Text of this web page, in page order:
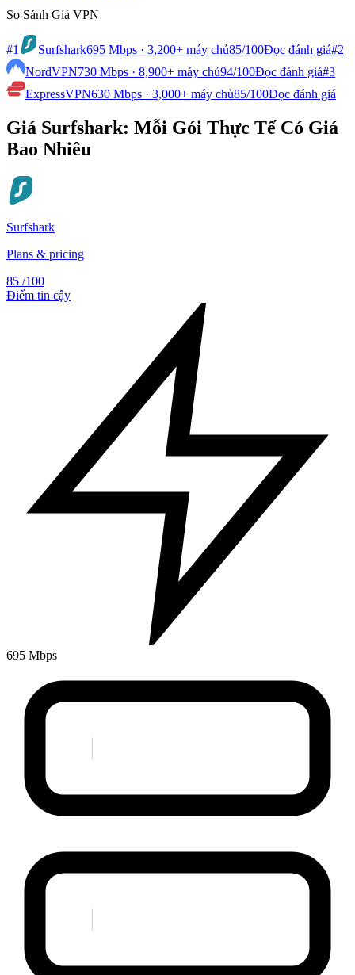
So Sánh Giá VPN
#1 Surfshark695 Mbps · 3,200+ máy chủ85/100Đọc đánh giá#2
NordVPN730 Mbps · 8,900+ máy chủ94/100Đọc đánh giá#3
ExpressVPN630 Mbps · 3,000+ máy chủ85/100Đọc đánh giá
Giá Surfshark: Mỗi Gói Thực Tế Có Giá
Bao Nhiêu
Surfshark
Plans & pricing
85 /100
Điểm tin cậy
695 Mbps